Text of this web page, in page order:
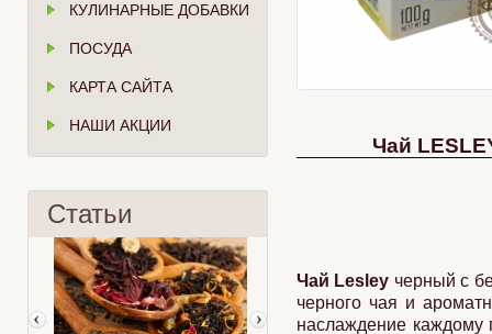
КУЛИНАРНЫЕ ДОБАВКИ
ПОСУДА
КАРТА САЙТА
НАШИ АКЦИИ
Статьи
Чай
Чай Lesley черный с
черного чая и
наслаждение каждому